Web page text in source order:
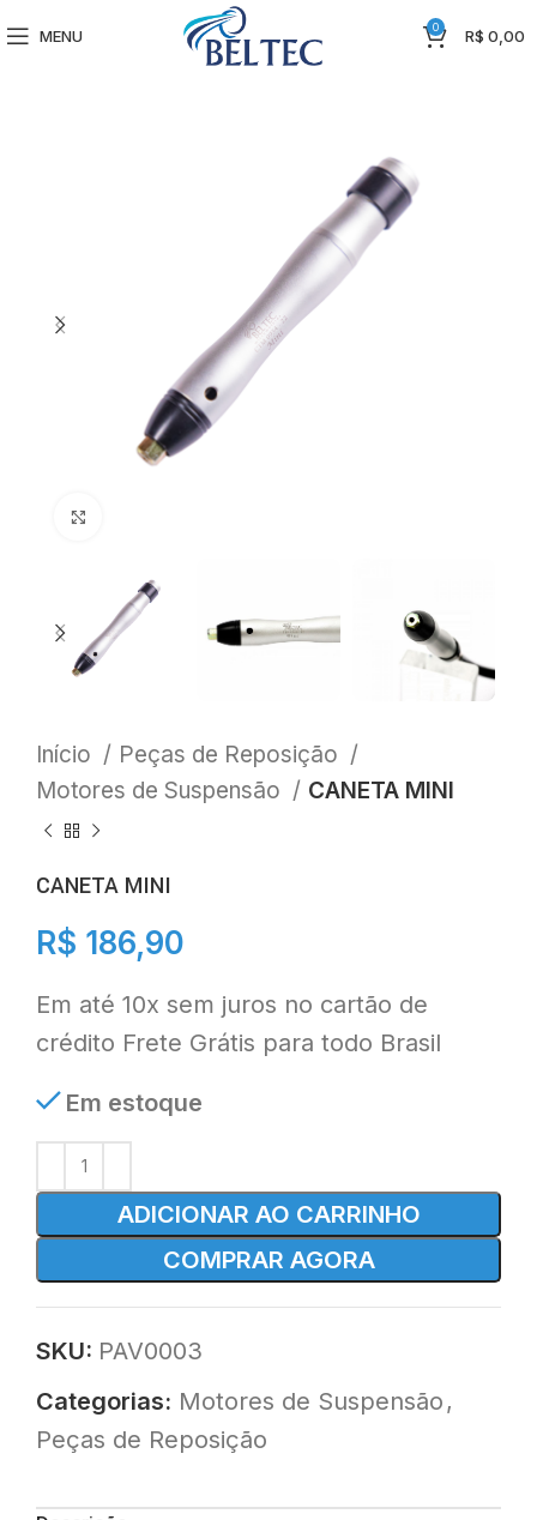
MENU 0 R$ 0,00
Início
Peças de Reposição
Motores de Suspensão
CANETA MINI
CANETA MINI
R$ 186,90
Em até 10x sem juros no cartão de
crédito Frete Grátis para todo Brasil
Em estoque
ADICIONAR AO CARRINHO
COMPRAR AGORA
SKU: PAV0003
Categorias: Motores de Suspensão ,
Peças de Reposição